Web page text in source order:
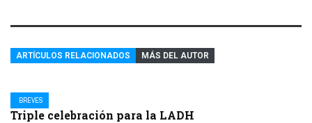
ARTÍCULOS RELACIONADOS MÁS DEL AUTOR
BREVES
Triple celebración para la LADH